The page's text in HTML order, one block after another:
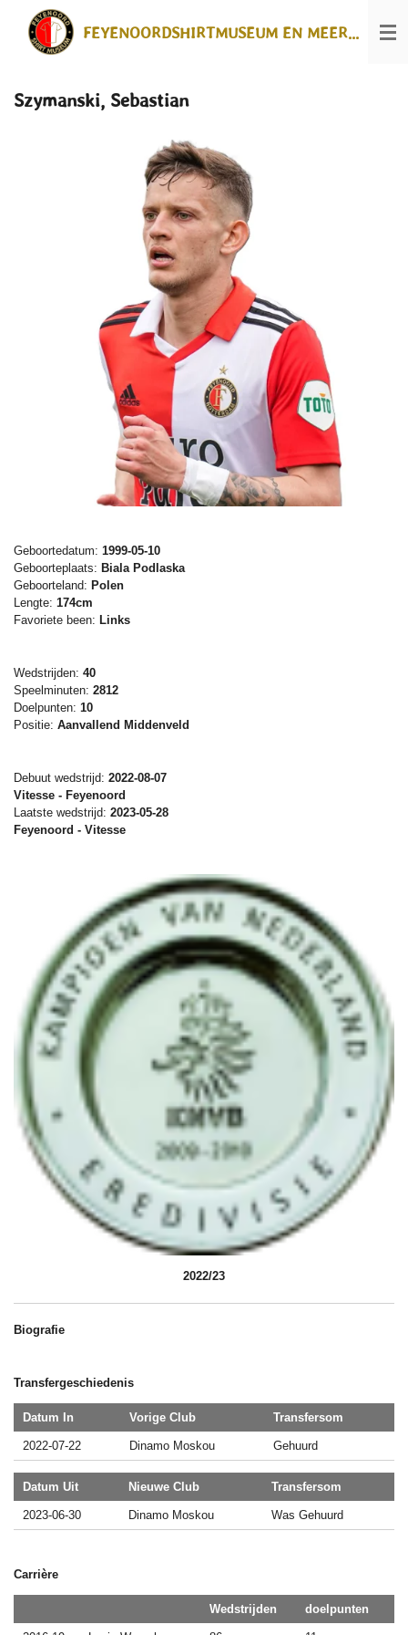
direct
FEYENOORDSHIRTMUSEUM EN MEER...
Szymanski, Sebastian
Geboortedatum: 1999-05-10
Geboorteplaats: Biala Podlaska
Geboorteland: Polen
Lengte: 174cm
Favoriete been: Links
Wedstrijden: 40
Speelminuten: 2812
Doelpunten: 10
Positie: Aanvallend Middenveld
Debuut wedstrijd: 2022-08-07
Vitesse - Feyenoord
Laatste wedstrijd: 2023-05-28
Feyenoord - Vitesse
2022/23
Biografie
Transfergeschiedenis
Datum In Vorige Club Transfersom
2022-07-22 Dinamo Moskou Gehuurd
Datum Uit Nieuwe Club Transfersom
2023-06-30 Dinamo Moskou Was Gehuurd
Carrière
Wedstrijden doelpunten